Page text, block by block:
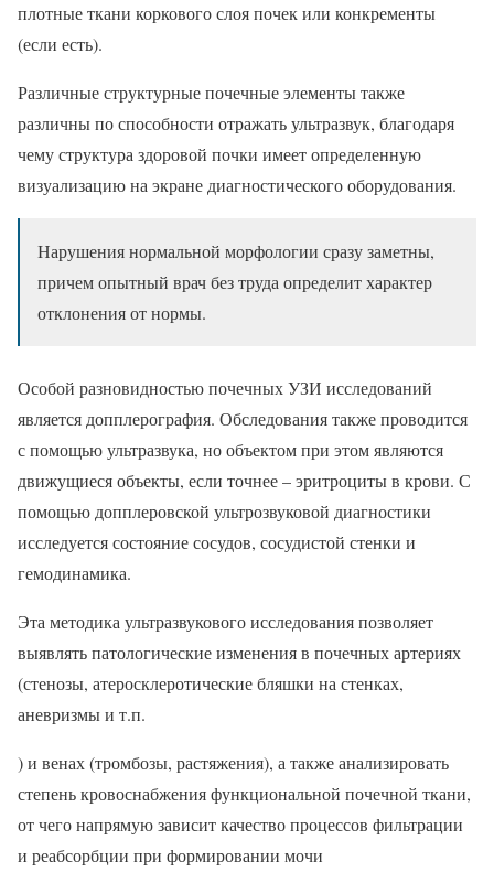
плотные ткани коркового слоя почек или конкременты
(если есть).
Различные структурные почечные элементы также
различны по способности отражать ультразвук, благодаря
чему структура здоровой почки имеет определенную
визуализацию на экране диагностического оборудования.
Нарушения нормальной морфологии сразу заметны,
причем опытный врач без труда определит характер
отклонения от нормы.
Особой разновидностью почечных УЗИ исследований
является допплерография. Обследования также проводится
с помощью ультразвука, но объектом при этом являются
движущиеся объекты, если точнее – эритроциты в крови. С
помощью допплеровской ультрозвуковой диагностики
исследуется состояние сосудов, сосудистой стенки и
гемодинамика.
Эта методика ультразвукового исследования позволяет
выявлять патологические изменения в почечных артериях
(стенозы, атеросклеротические бляшки на стенках,
аневризмы и т.п.
) и венах (тромбозы, растяжения), а также анализировать
степень кровоснабжения функциональной почечной ткани,
от чего напрямую зависит качество процессов фильтрации
и реабсорбции при формировании мочи